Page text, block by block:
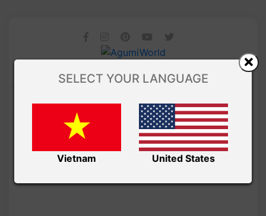
SELECT YOUR LANGUAGE
Vietnam United States